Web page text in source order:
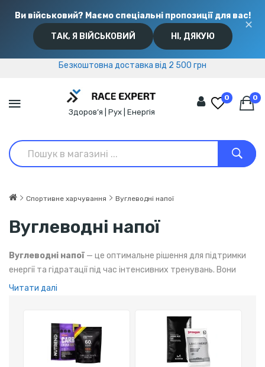
Ви військовий? Маємо спеціальні пропозиції для вас!
ТАК, Я ВІЙСЬКОВИЙ НІ, ДЯКУЮ
✕
Безкоштовна доставка від 2 500 грн
Безкоштовна доставка від 2 500 грн
Здоров’я | Рух | Енергія
0 0
Спортивне харчування Вуглеводні напої
Вуглеводні напої
Вуглеводні напої — це оптимальне рішення для підтримки
енергії та гідратації під час інтенсивних тренувань. Вони
допомагають відновити сили, підвищують витривалість та
Читати далі